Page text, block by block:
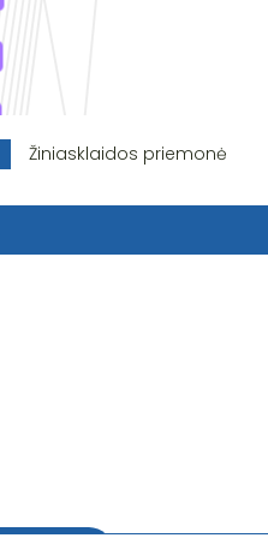
Žiniasklaidos priemonė